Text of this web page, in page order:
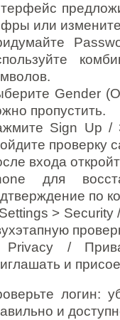
или
Gender
пропустить.
Sign Up /
проверку
входа
для
по
> Security
/
и
логин:
и